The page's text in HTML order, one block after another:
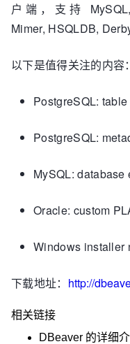
户端，支持 MySQL,
Mimer, HSQLDB,
以下是值得关注的内容：
PostgreSQL:
PostgreSQL:
MySQL: database
Oracle: custom
Windows installer
下载地址： http://
相关链接
DBeaver 的详细